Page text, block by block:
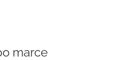
marce